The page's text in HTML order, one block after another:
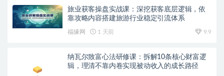
旅业获客操盘实战课：深挖获客底层逻辑，依
靠攻略内容搭建旅游行业稳定引流体系
福缘网 1 天前 9.9
纳瓦尔致富心法研修课：拆解10条核心财富逻
辑，理清不靠内卷实现被动收入的成长路径